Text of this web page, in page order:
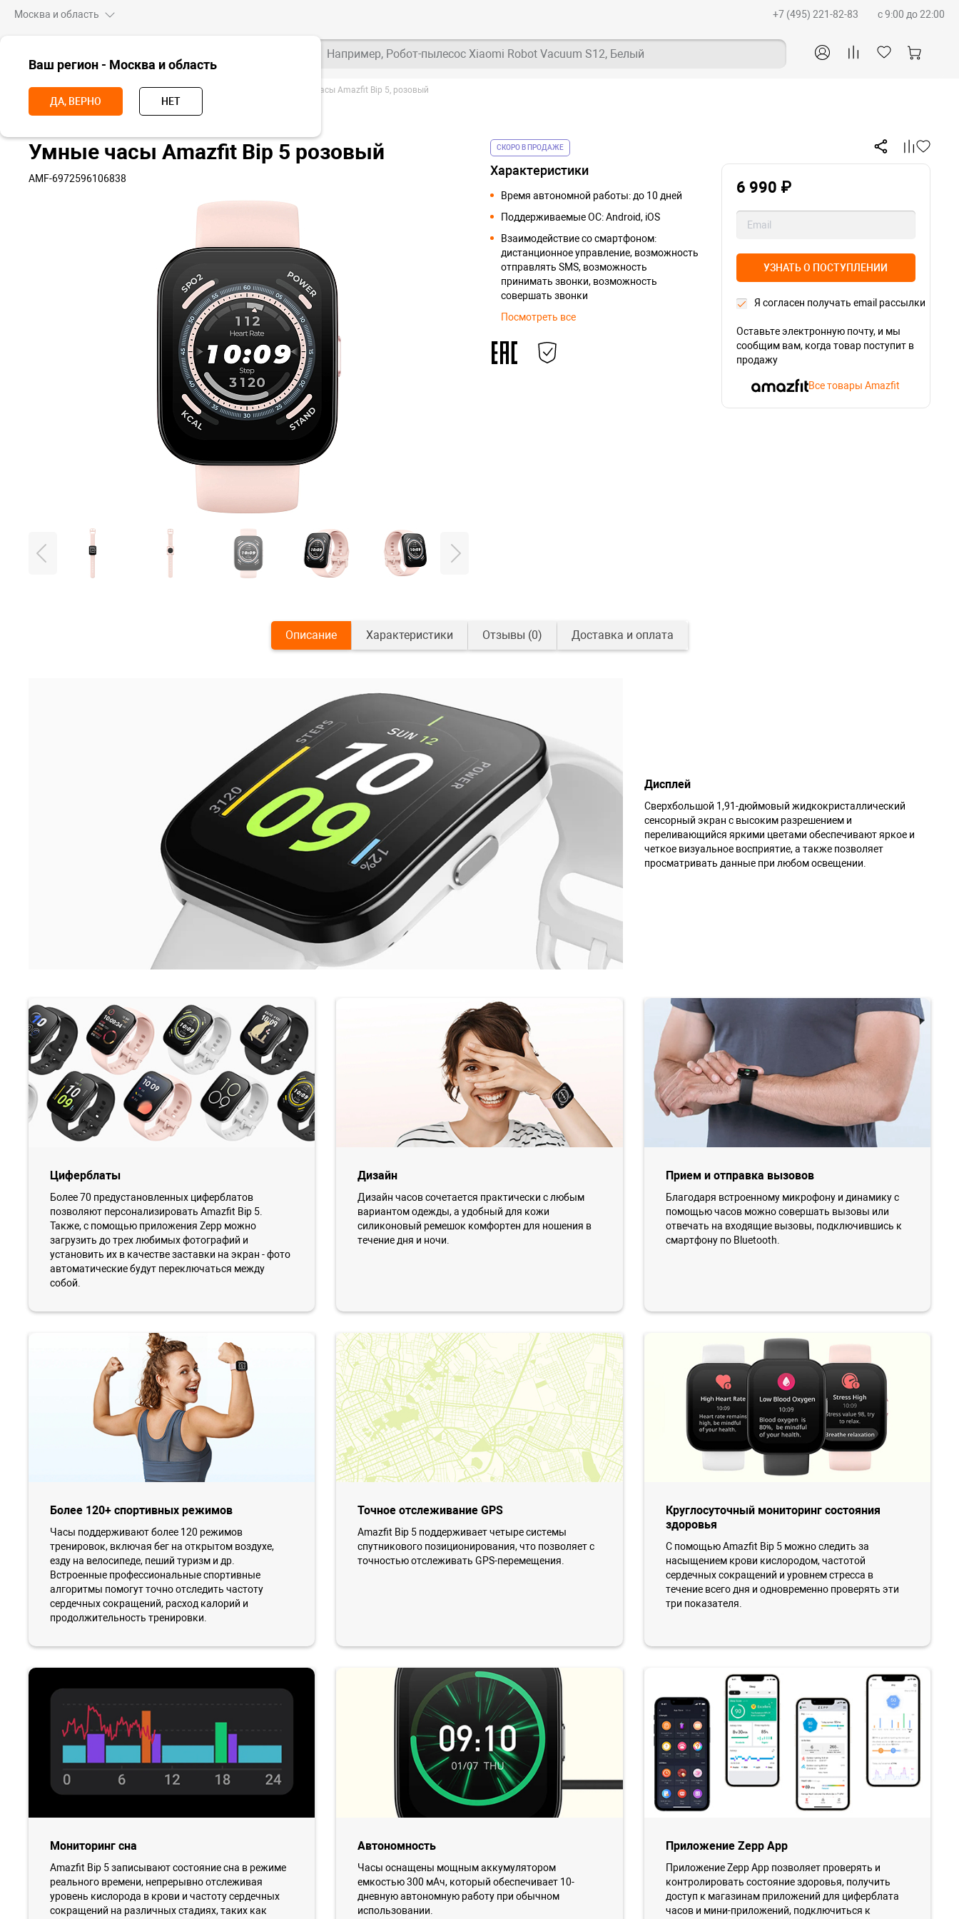
Москва и область
Ваш регион - Москва и область
ДА, ВЕРНО НЕТ
+7 (495) 221-82-83 c 9:00 до 22:00
Например, Робот-пылесос Xiaomi Robot Vacuum S12, Белый
Главная Носимые устройства Часы Умные часы Amazfit Bip 5, розовый
Умные часы Amazfit Bip 5 розовый
AMF-6972596106838
СКОРО В ПРОДАЖЕ
Характеристики
Время автономной работы: до 10 дней
Поддерживаемые ОС: Android, iOS
Взаимодействие со смартфоном:
дистанционное управление, возможность
отправлять SMS, возможность
принимать звонки, возможность
совершать звонки
Посмотреть все
6 990 ₽
УЗНАТЬ О ПОСТУПЛЕНИИ
Я согласен получать email рассылки
Оставьте электронную почту, и мы
сообщим вам, когда товар поступит в
продажу
Все товары Amazfit
Описание Характеристики Отзывы (0) Доставка и оплата
Дисплей
Сверхбольшой 1,91-дюймовый жидкокристаллический
сенсорный экран с высоким разрешением и
переливающийся яркими цветами обеспечивают яркое и
четкое визуальное восприятие, а также позволяет
просматривать данные при любом освещении.
Циферблаты
Более 70 предустановленных циферблатов
позволяют персонализировать Amazfit Bip 5.
Также, с помощью приложения Zepp можно
загрузить до трех любимых фотографий и
установить их в качестве заставки на экран - фото
автоматические будут переключаться между
собой.
Дизайн
Дизайн часов сочетается практически с любым
вариантом одежды, а удобный для кожи
силиконовый ремешок комфортен для ношения в
течение дня и ночи.
Прием и отправка вызовов
Благодаря встроенному микрофону и динамику с
помощью часов можно совершать вызовы или
отвечать на входящие вызовы, подключившись к
смартфону по Bluetooth.
Более 120+ спортивных режимов
Часы поддерживают более 120 режимов
тренировок, включая бег на открытом воздухе,
езду на велосипеде, пеший туризм и др.
Встроенные профессиональные спортивные
алгоритмы помогут точно отследить частоту
сердечных сокращений, расход калорий и
продолжительность тренировки.
Точное отслеживание GPS
Amazfit Bip 5 поддерживает четыре системы
спутникового позиционирования, что позволяет с
точностью отслеживать GPS-перемещения.
Круглосуточный мониторинг состояния
здоровья
С помощью Amazfit Bip 5 можно следить за
насыщением крови кислородом, частотой
сердечных сокращений и уровнем стресса в
течение всего дня и одновременно проверять эти
три показателя.
Мониторинг сна
Amazfit Bip 5 записывают состояние сна в режиме
реального времени, непрерывно отслеживая
уровень кислорода в крови и частоту сердечных
сокращений на различных стадиях, таких как
Автономность
Часы оснащены мощным аккумулятором
емкостью 300 мАч, который обеспечивает 10-
дневную автономную работу при обычном
использовании.
Приложение Zepp App
Приложение Zepp App позволяет проверять и
контролировать состояние здоровья, получить
доступ к магазинам приложений для циферблата
часов и мини-приложений, подключиться к